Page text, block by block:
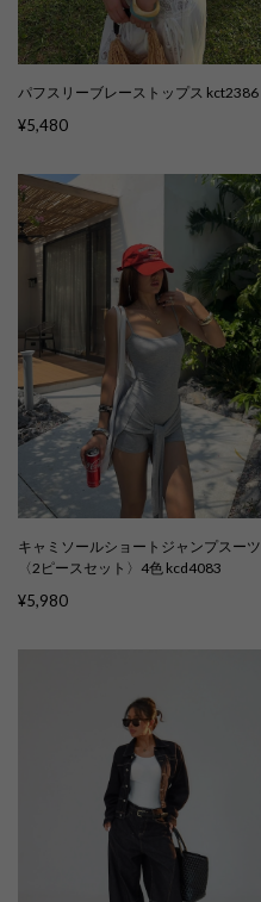
パフスリーブレーストップス kct2386
¥5,480
キャミソールショートジャンプスーツ
〈2ピースセット〉4色 kcd4083
¥5,980